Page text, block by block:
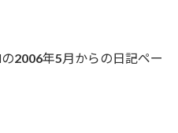
2006年5月からの日記ペー